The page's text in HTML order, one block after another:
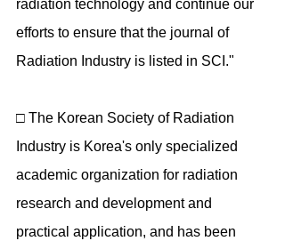
radiation technology and continue our
efforts to ensure that the journal of
Radiation Industry is listed in SCI."
□ The Korean Society of Radiation
Industry is Korea's only specialized
academic organization for radiation
research and development and
practical application, and has been